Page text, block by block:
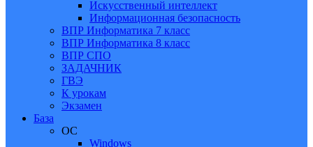
Искусственный интеллект
Информационная безопасность
ВПР Информатика 7 класс
ВПР Информатика 8 класс
ВПР СПО
ЗАДАЧНИК
ГВЭ
К урокам
Экзамен
База
ОС
Windows